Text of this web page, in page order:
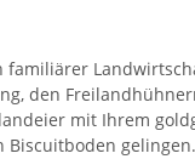
familiärer
den
mit Ihrem
gelingen.